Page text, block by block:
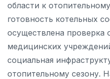
области к
готовность котельных
осуществлена проверка
медицинских
социальная
отопительному сезону.